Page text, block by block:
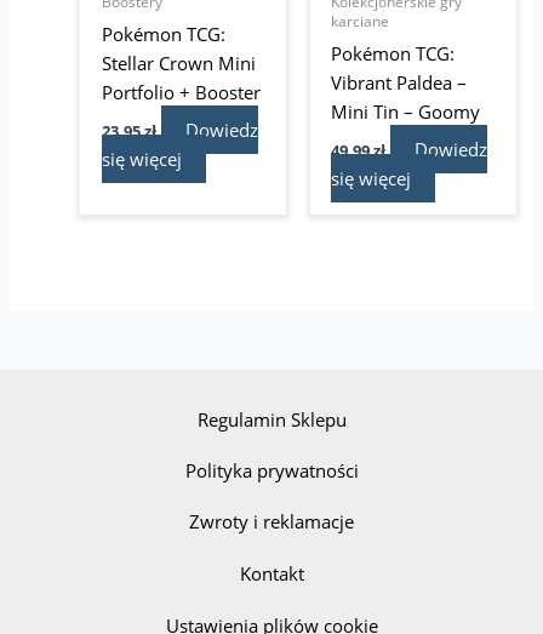
Pokémon TCG:
Stellar Crown Mini
Portfolio + Booster
23,95zł
Dowiedz
się więcej
karciane
Pokémon TCG:
Vibrant Paldea –
Mini Tin – Goomy
49,99zł
Dowiedz
się więcej
Regulamin Sklepu
Polityka prywatności
Zwroty i reklamacje
Kontakt
Ustawienia plików cookie